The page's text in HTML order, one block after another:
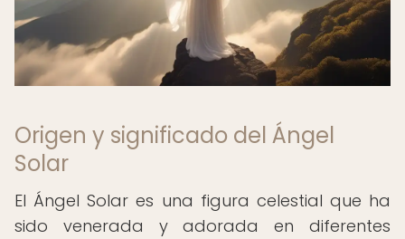
Origen y significado del Ángel
Solar
El Ángel Solar es una figura celestial que ha
sido venerada y adorada en diferentes